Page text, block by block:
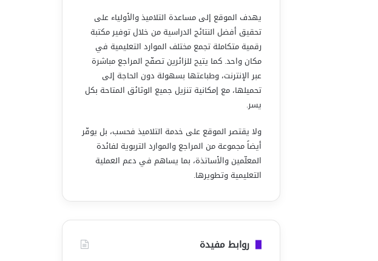
يهدف الموقع إلى مساعدة التلاميذ والأولياء على
تحقيق أفضل النتائج الدراسية من خلال توفير مكتبة
رقمية متكاملة تجمع مختلف الموارد التعليمية في
مكان واحد. كما يتيح للزائرين تصفّح المراجع مباشرة
عبر الإنترنت، وطباعتها بسهولة دون الحاجة إلى
تحميلها، مع إمكانية تنزيل جميع الوثائق المتاحة بكل
يسر.
ولا يقتصر الموقع على خدمة التلاميذ فحسب، بل يوفّر
أيضاً مجموعة من المراجع والموارد التربوية لفائدة
المعلّمين والأساتذة، بما يساهم في دعم العملية
التعليمية وتطويرها.
روابط مفيدة